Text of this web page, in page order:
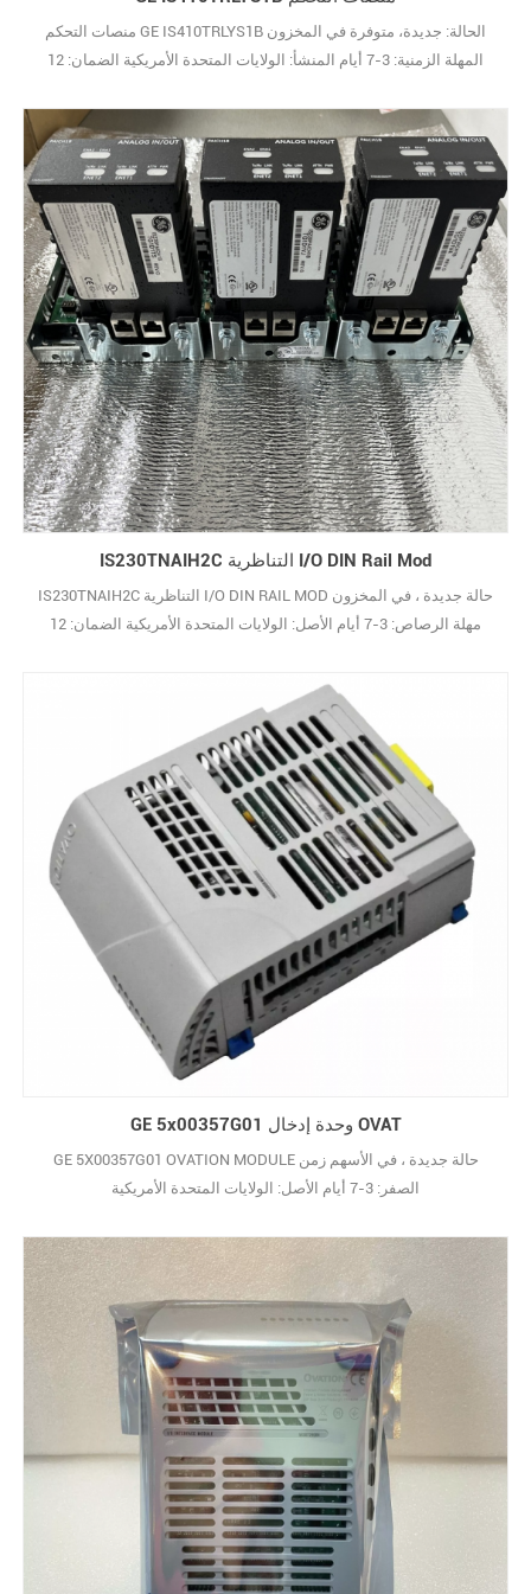
منصات التحكم GE IS410TRLYS1B الحالة: جديدة، متوفرة في المخزون
المهلة الزمنية: 3-7 أيام المنشأ: الولايات المتحدة الأمريكية الضمان: 12
IS230TNAIH2C التناظرية I/O DIN Rail Mod
IS230TNAIH2C التناظرية I/O DIN RAIL MOD حالة جديدة ، في المخزون
مهلة الرصاص: 3-7 أيام الأصل: الولايات المتحدة الأمريكية الضمان: 12
GE 5x00357G01 وحدة إدخال OVAT
GE 5X00357G01 OVATION MODULE حالة جديدة ، في الأسهم زمن
الصفر: 3-7 أيام الأصل: الولايات المتحدة الأمريكية